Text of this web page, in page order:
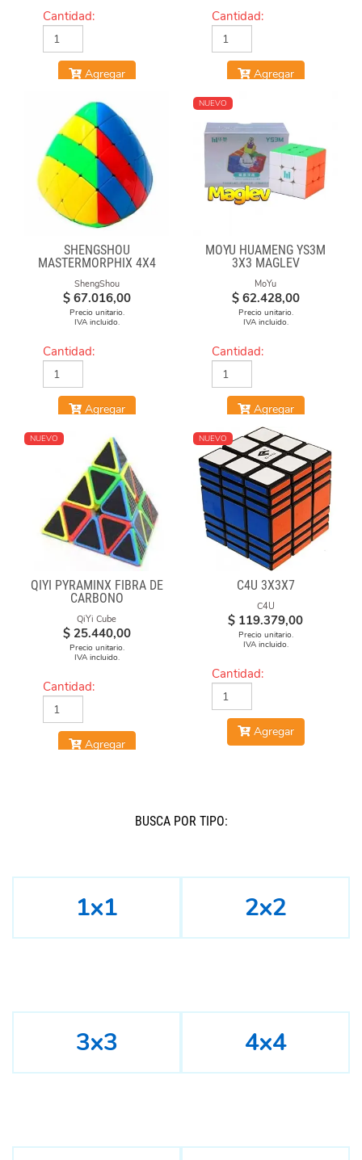
Cantidad:
Agregar
Cantidad:
Agregar
SHENGSHOU
MASTERMORPHIX 4X4
ShengShou
$ 67.016,00
Precio unitario.
IVA incluido.
Cantidad:
Agregar
NUEVO
MOYU HUAMENG YS3M
3X3 MAGLEV
MoYu
$ 62.428,00
Precio unitario.
IVA incluido.
Cantidad:
Agregar
NUEVO
QIYI PYRAMINX FIBRA DE
CARBONO
QiYi Cube
$ 25.440,00
Precio unitario.
IVA incluido.
Cantidad:
Agregar
NUEVO
C4U 3X3X7
C4U
$ 119.379,00
Precio unitario.
IVA incluido.
Cantidad:
Agregar
BUSCÁ POR TIPO:
1x1 2x2
3x3 4x4